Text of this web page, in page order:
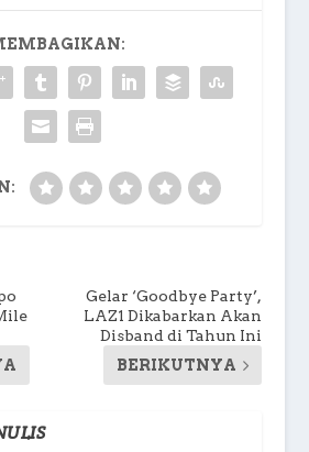
Gelar ‘Goodbye Party’,
LAZ1 Dikabarkan Akan
Disband di Tahun Ini
BERIKUTNYA